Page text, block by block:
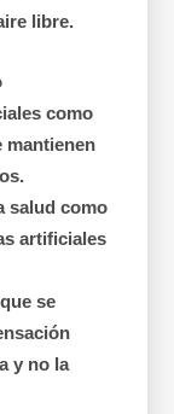
libre.
como
mantienen
salud como
artificiales
se
y no la